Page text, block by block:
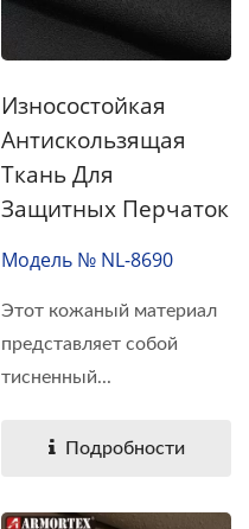
Износостойкая
Антискользящая
Ткань Для
Защитных Перчаток
Модель № NL-8690
Этот кожаный материал
представляет собой
тисненный...
Подробности